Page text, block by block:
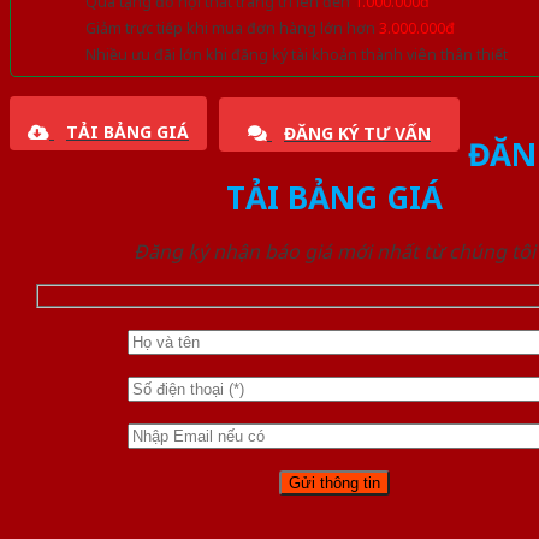
Giảm trực tiếp khi mua đơn hàng lớn hơn 3.000.000đ
Nhiều ưu đãi lớn khi đăng ký tài khoản thành viên thân thiết
TẢI BẢNG GIÁ ĐĂNG KÝ TƯ VẤN
TẢI BẢNG GIÁ
Đăng ký nhận báo giá mới nhất từ chúng tôi